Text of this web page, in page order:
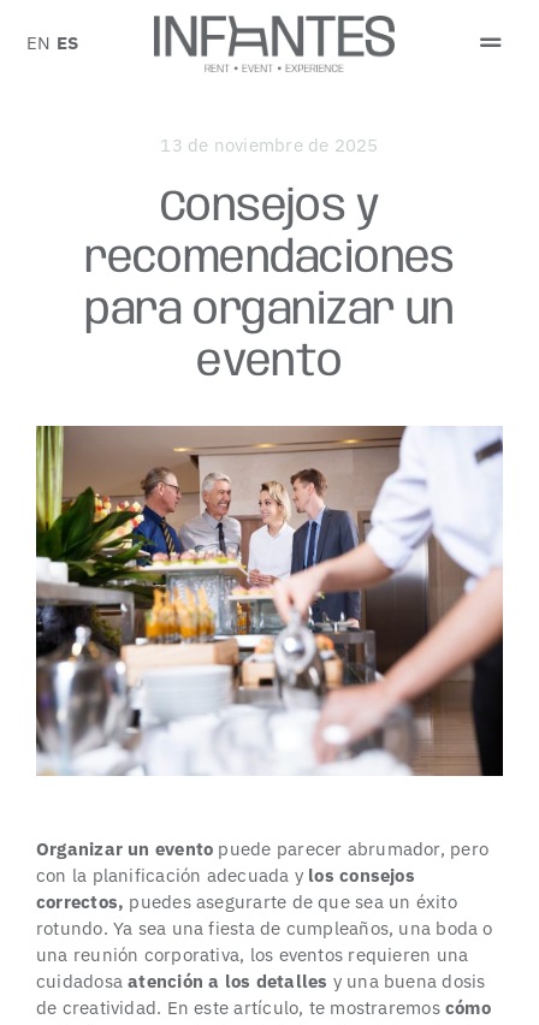
SOBRE NOSOTROS
CATÁLOGO
EVENTOS
CONTACTO
EN ES
13 de noviembre de 2025
Consejos y
recomendaciones
para organizar un
evento
Organizar un evento puede parecer abrumador, pero
con la planificación adecuada y los consejos
correctos, puedes asegurarte de que sea un éxito
rotundo. Ya sea una fiesta de cumpleaños, una boda o
una reunión corporativa, los eventos requieren una
cuidadosaatención a los detalles y una buena dosis
de creatividad. En este artículo, te mostraremoscómo